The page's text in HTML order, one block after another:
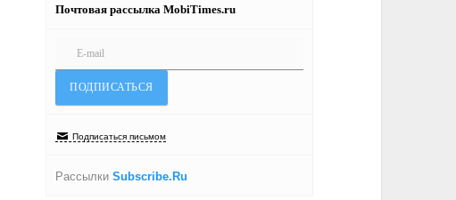
Почтовая рассылка MobiTimes.ru
Подписаться письмом
РассылкиSubscribe.Ru